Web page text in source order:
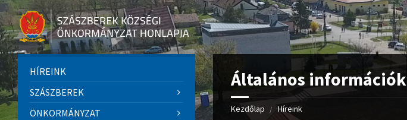
Általános információk
Kezdőlap Híreink
HÍREINK
SZÁSZBEREK
ÖNKORMÁNYZAT